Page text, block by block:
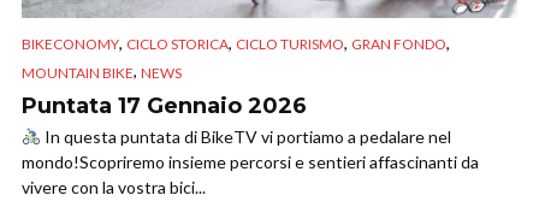
BIKECONOMY, CICLO STORICA, CICLO TURISMO, GRAN FONDO,
MOUNTAIN BIKE, NEWS
Puntata 17 Gennaio 2026
In questa puntata di BikeTV vi portiamo a pedalare nel
mondo!Scopriremo insieme percorsi e sentieri affascinanti da
vivere con la vostra bici...